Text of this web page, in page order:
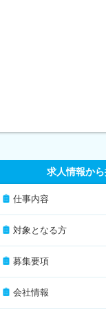
求人情報か
仕事内容
対象となる方
募集要項
会社情報